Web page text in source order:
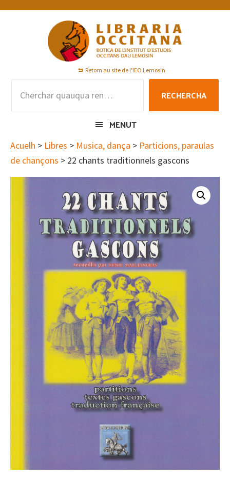
Skip
Skip
Skip
Retorn au site de l'IEO Lemosin
RECHERCHA
MENUT
Acuelh > Libres > Musica, dança > Particions, paraulas
de chançons > 22 chants traditionnels gascons